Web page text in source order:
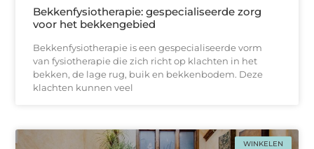
Bekkenfysiotherapie: gespecialiseerde zorg
voor het bekkengebied
Bekkenfysiotherapie is een gespecialiseerde vorm
van fysiotherapie die zich richt op klachten in het
bekken, de lage rug, buik en bekkenbodem. Deze
klachten kunnen veel
WINKELEN